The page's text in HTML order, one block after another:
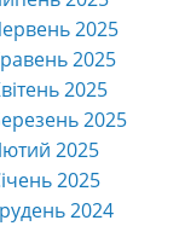
2025
2025
2025
2025
2025
2025
2024